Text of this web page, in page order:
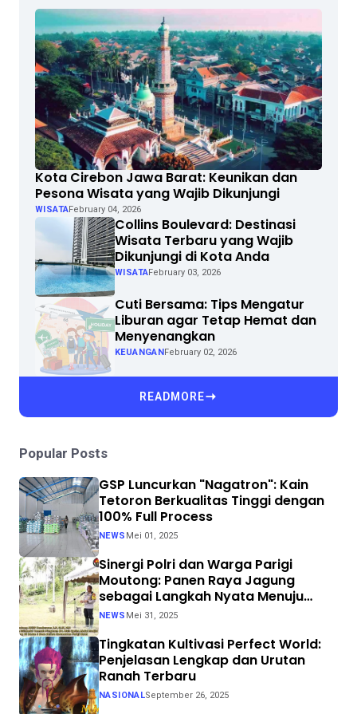
Kota Cirebon Jawa Barat: Keunikan dan
Pesona Wisata yang Wajib Dikunjungi
WISATAFebruary 04, 2026
Collins Boulevard: Destinasi
Wisata Terbaru yang Wajib
Dikunjungi di Kota Anda
WISATAFebruary 03, 2026
Cuti Bersama: Tips Mengatur
Liburan agar Tetap Hemat dan
Menyenangkan
KEUANGAN February 02, 2026
READMORE
Popular Posts
GSP Luncurkan "Nagatron": Kain
Tetoron Berkualitas Tinggi dengan
100% Full Process
NEWS Mei 01, 2025
Sinergi Polri dan Warga Parigi
Moutong: Panen Raya Jagung
sebagai Langkah Nyata Menuju
Swasembada Pangan
NEWS Mei 31, 2025
Tingkatan Kultivasi Perfect World:
Penjelasan Lengkap dan Urutan
Ranah Terbaru
NASIONALSeptember 26, 2025